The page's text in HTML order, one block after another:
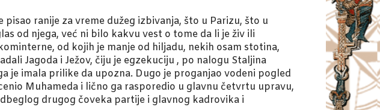
ranije za vreme dužeg izbivanja, što u Parizu, što u
od njega, već ni bilo kakvu vest o tome da li je živ ili
od kojih je manje od hiljadu, nekih osam stotina,
Jagoda i Ježov, čiju je egzekuciju , po nalogu Staljina
imala prilike da upozna. Dugo je proganjao vodeni pogled
Muhameda i lično ga rasporedio u glavnu četvrtu upravu,
drugog čoveka partije i glavnog kadrovika i